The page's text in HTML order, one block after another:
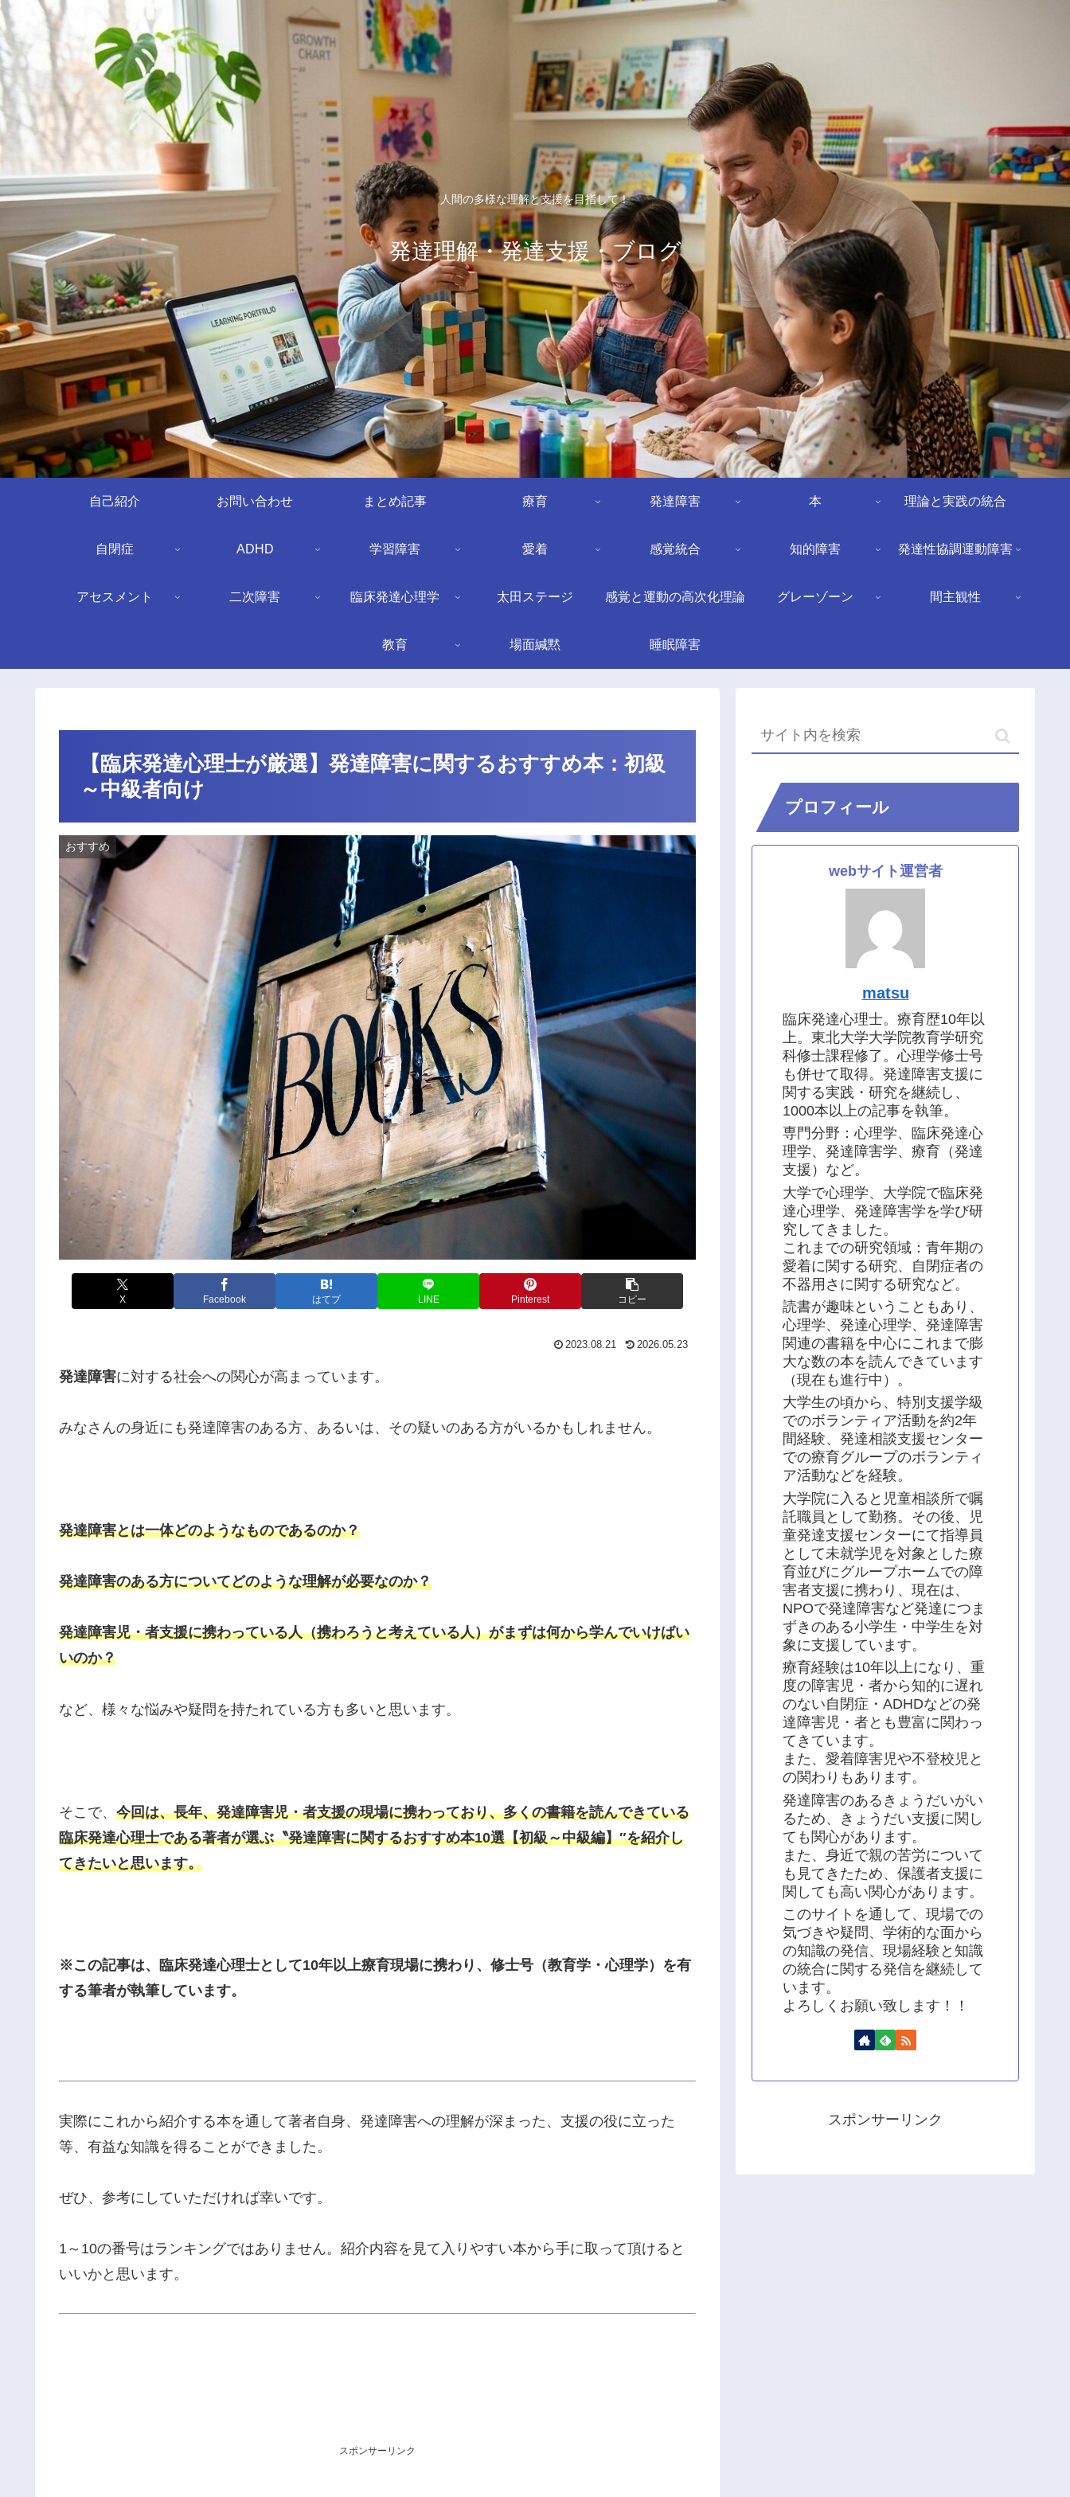
人間の多様な理解と支援を目指して！
発達理解・発達支援・ブログ
自己紹介 お問い合わせ まとめ記事 療育 発達障害 本 理論と実践の統合
自閉症 ADHD 学習障害 愛着 感覚統合 知的障害 発達性協調運動障害
アセスメント 二次障害 臨床発達心理学 太田ステージ 感覚と運動の高次化理論 グレーゾーン 間主観性
教育 場面緘黙 睡眠障害
【臨床発達心理士が厳選】発達障害に関するおすすめ本：初級
～中級者向け
おすすめ
X Facebook はてブ LINE Pinterest コピー
2023.08.21 2026.05.23
発達障害に対する社会への関心が高まっています。
みなさんの身近にも発達障害のある方、あるいは、その疑いのある方がいるかもしれません。
発達障害とは一体どのようなものであるのか？
発達障害のある方についてどのような理解が必要なのか？
発達障害児・者支援に携わっている人（携わろうと考えている人）がまずは何から学んでいけばい
いのか？
など、様々な悩みや疑問を持たれている方も多いと思います。
そこで、 今回は、長年、発達障害児・者支援の現場に携わっており、多くの書籍を読んできている
臨床発達心理士である著者が選ぶ〝発達障害に関するおすすめ本10選【初級～中級編】″を紹介し
てきたいと思います。
※この記事は、臨床発達心理士として10年以上療育現場に携わり、修士号（教育学・心理学）を有
する筆者が執筆しています。
実際にこれから紹介する本を通して著者自身、発達障害への理解が深まった、支援の役に立った
等、有益な知識を得ることができました。
ぜひ、参考にしていただければ幸いです。
1～10の番号はランキングではありません。紹介内容を見て入りやすい本から手に取って頂けると
いいかと思います。
スポンサーリンク
プロフィール
webサイト運営者
matsu
臨床発達心理士。療育歴10年以
上。東北大学大学院教育学研究
科修士課程修了。心理学修士号
も併せて取得。発達障害支援に
関する実践・研究を継続し、
1000本以上の記事を執筆。
専門分野：心理学、臨床発達心
理学、発達障害学、療育（発達
支援）など。
大学で心理学、大学院で臨床発
達心理学、発達障害学を学び研
究してきました。
これまでの研究領域：青年期の
愛着に関する研究、自閉症者の
不器用さに関する研究など。
読書が趣味ということもあり、
心理学、発達心理学、発達障害
関連の書籍を中心にこれまで膨
大な数の本を読んできています
（現在も進行中）。
大学生の頃から、特別支援学級
でのボランティア活動を約2年
間経験、発達相談支援センター
での療育グループのボランティ
ア活動などを経験。
大学院に入ると児童相談所で嘱
託職員として勤務。その後、児
童発達支援センターにて指導員
として未就学児を対象とした療
育並びにグループホームでの障
害者支援に携わり、現在は、
NPOで発達障害など発達につま
ずきのある小学生・中学生を対
象に支援しています。
療育経験は10年以上になり、重
度の障害児・者から知的に遅れ
のない自閉症・ADHDなどの発
達障害児・者とも豊富に関わっ
てきています。
また、愛着障害児や不登校児と
の関わりもあります。
発達障害のあるきょうだいがい
るため、きょうだい支援に関し
ても関心があります。
また、身近で親の苦労について
も見てきたため、保護者支援に
関しても高い関心があります。
このサイトを通して、現場での
気づきや疑問、学術的な面から
の知識の発信、現場経験と知識
の統合に関する発信を継続して
います。
よろしくお願い致します！！
スポンサーリンク